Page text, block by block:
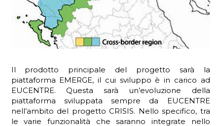
Il prodotto principale del progetto sarà la
piattaforma EMERGE, il cui sviluppo è in carico ad
EUCENTRE. Questa sarà un’evoluzione della
piattaforma sviluppata sempre da EUCENTRE
nell’ambito del progetto CRISIS. Nello specifico, tra
le varie funzionalità che saranno integrate nello